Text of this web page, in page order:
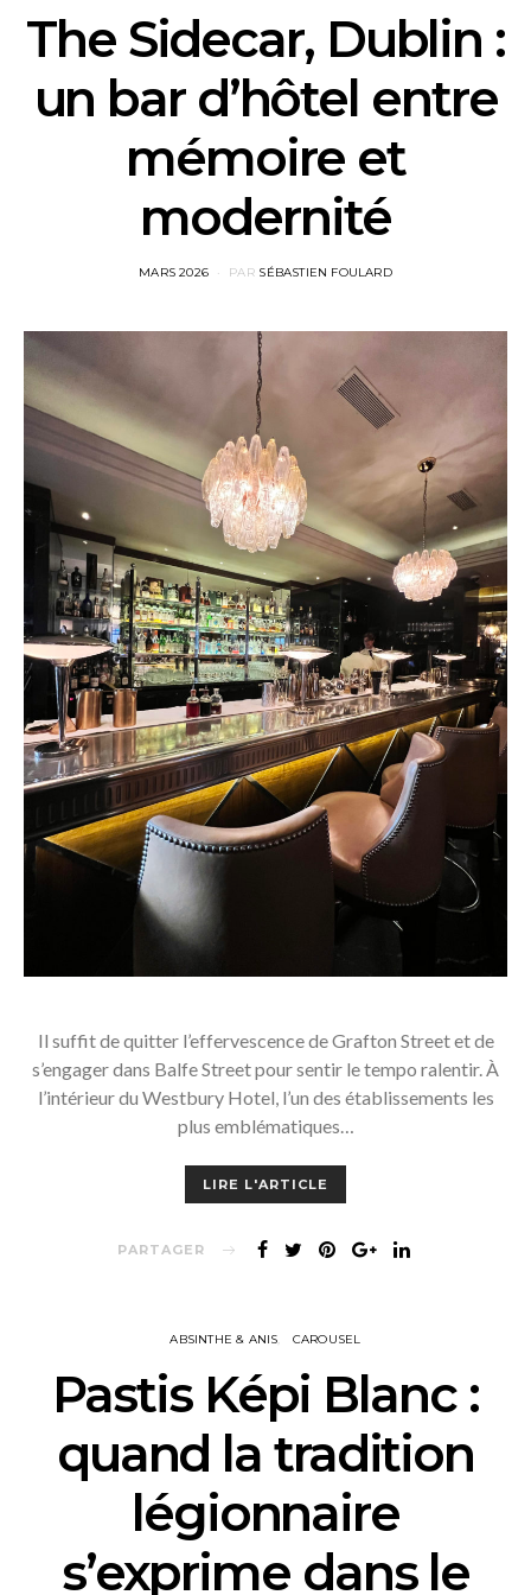
The Sidecar, Dublin :
un bar d’hôtel entre
mémoire et
modernité
POSTED
MARS 2026 PAR SÉBASTIEN FOULARD
Il suffit de quitter l’effervescence de Grafton Street et de
s’engager dans Balfe Street pour sentir le tempo ralentir. À
l’intérieur du Westbury Hotel, l’un des établissements les
plus emblématiques…
LIRE L'ARTICLE
PARTAGER
ABSINTHE & ANIS CAROUSEL
Pastis Képi Blanc :
quand la tradition
légionnaire
s’exprime dans le